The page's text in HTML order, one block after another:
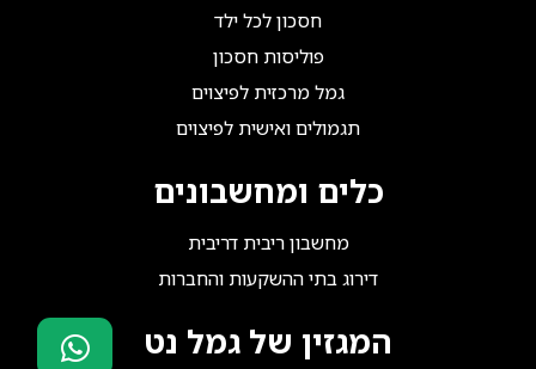
חסכון לכל ילד
פוליסות חסכון
גמל מרכזית לפיצוים
תגמולים ואישית לפיצוים
כלים ומחשבונים
מחשבון ריבית דריבית
דירוג בתי ההשקעות והחברות
המגזין של גמל נט